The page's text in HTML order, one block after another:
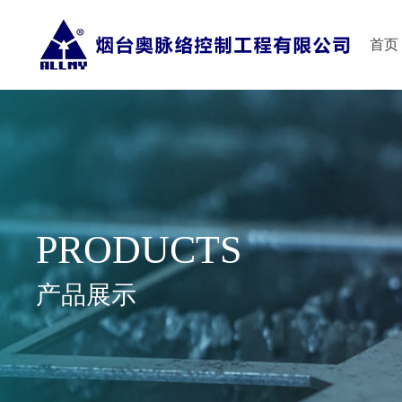
首页
PRODUCTS
产品展示